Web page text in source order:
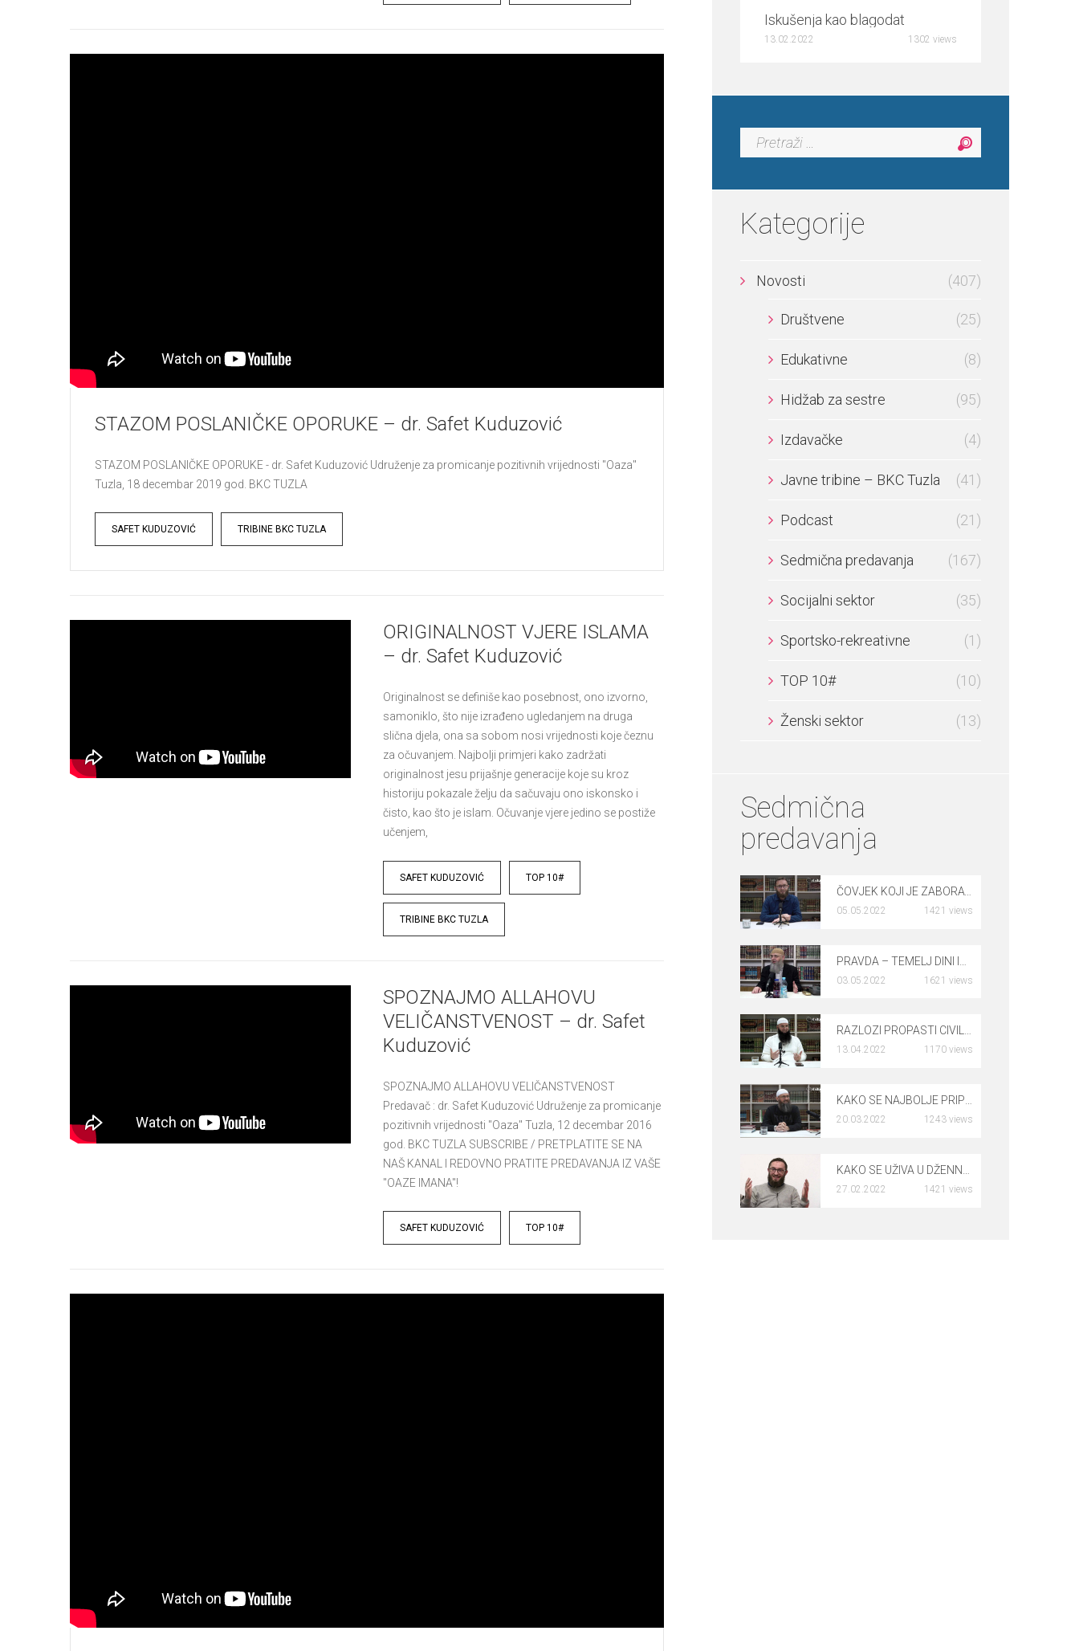
STAZOM POSLANIČKE OPORUKE – dr. Safet Kuduzović
STAZOM POSLANIČKE OPORUKE - dr. Safet Kuduzović Udruženje za promicanje pozitivnih vrijednosti "Oaza"
Tuzla, 18 decembar 2019 god. BKC TUZLA
Tags
SAFET KUDUZOVIĆ TRIBINE BKC TUZLA
ORIGINALNOST VJERE ISLAMA
– dr. Safet Kuduzović
Originalnost se definiše kao posebnost, ono izvorno,
samoniklo, što nije izrađeno ugledanjem na druga
slična djela, ona sa sobom nosi vrijednosti koje čeznu
za očuvanjem. Najbolji primjeri kako zadržati
originalnost jesu prijašnje generacije koje su kroz
historiju pokazale želju da sačuvaju ono iskonsko i
čisto, kao što je islam. Očuvanje vjere jedino se postiže
učenjem,
Tags
SAFET KUDUZOVIĆ TOP 10#
TRIBINE BKC TUZLA
SPOZNAJMO ALLAHOVU
VELIČANSTVENOST – dr. Safet
Kuduzović
SPOZNAJMO ALLAHOVU VELIČANSTVENOST
Predavač : dr. Safet Kuduzović Udruženje za promicanje
pozitivnih vrijednosti "Oaza" Tuzla, 12 decembar 2016
god. BKC TUZLA SUBSCRIBE / PRETPLATITE SE NA
NAŠ KANAL I REDOVNO PRATITE PREDAVANJA IZ VAŠE
"OAZE IMANA"!
Tags
SAFET KUDUZOVIĆ TOP 10#
Iskušenja kao blagodat
13.02.2022 1302 views
Pretraga:
Kategorije
Novosti (407)
Društvene (25)
Edukativne (8)
Hidžab za sestre (95)
Izdavačke (4)
Javne tribine – BKC Tuzla (41)
Podcast (21)
Sedmična predavanja (167)
Socijalni sektor (35)
Sportsko-rekreativne (1)
TOP 10# (10)
Ženski sektor (13)
Sedmična
predavanja
0
05.05.2022 1421 views
0
03.05.2022 1621 views
0
RAZLOZI PROPASTI CIVILIZACIJE – Harmin Suljić, prof.
13.04.2022 1170 views
0
20.03.2022 1243 views
0
27.02.2022 1421 views